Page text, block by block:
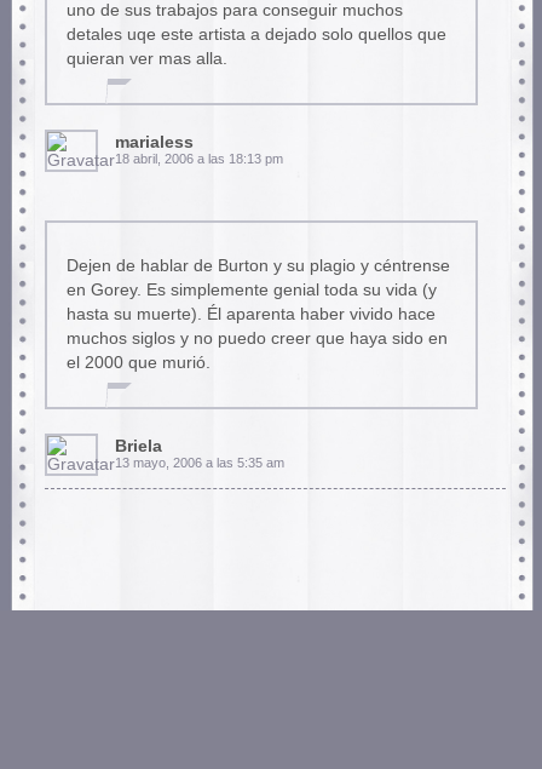
uno de sus trabajos para conseguir muchos
detales uqe este artista a dejado solo quellos que
quieran ver mas alla.
marialess
18 abril, 2006 a las 18:13 pm
Dejen de hablar de Burton y su plagio y céntrense
en Gorey. Es simplemente genial toda su vida (y
hasta su muerte). Él aparenta haber vivido hace
muchos siglos y no puedo creer que haya sido en
el 2000 que murió.
Briela
13 mayo, 2006 a las 5:35 am